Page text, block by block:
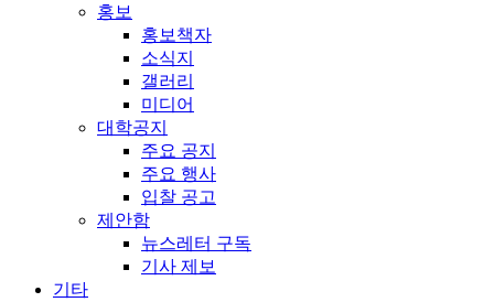
홍보
홍보책자
소식지
갤러리
미디어
대학공지
주요 공지
주요 행사
입찰 공고
제안함
뉴스레터 구독
기사 제보
기타